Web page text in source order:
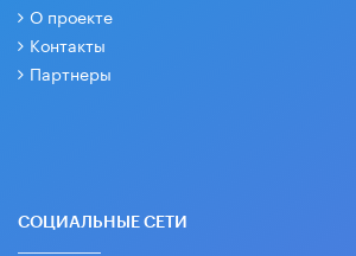
О проекте
Контакты
Партнеры
СОЦИАЛЬНЫЕ СЕТИ